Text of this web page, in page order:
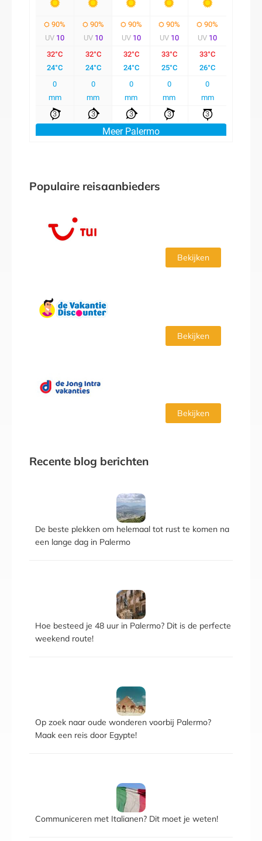
Populaire reisaanbieders
Bekijken
Bekijken
Bekijken
Recente blog berichten
De beste plekken om helemaal tot rust te komen na
een lange dag in Palermo
Hoe besteed je 48 uur in Palermo? Dit is de perfecte
weekend route!
Op zoek naar oude wonderen voorbij Palermo?
Maak een reis door Egypte!
Communiceren met Italianen? Dit moet je weten!